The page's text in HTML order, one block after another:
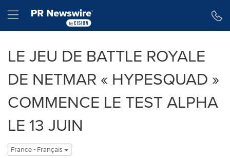
Hamburger menu
LE JEU DE BATTLE ROYALE
DE NETMAR « HYPESQUAD »
COMMENCE LE TEST ALPHA
LE 13 JUIN
France - Français